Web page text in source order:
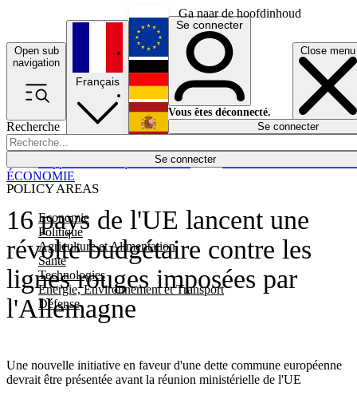
Ga naar de hoofdinhoud
Open sub
navigation
Close menu
Recherche
Se connecter
POLICY AREAS
Economie
Politique
Agriculture et Alimentation
Santé
Technologies
Energie, Environnement et Transport
Défense
Économie
Français
English
Deutsch
Español
Se connecter
Vous êtes déconnecté.
Se connecter
16 pays de l'UE lancent une
révolte budgétaire contre les
lignes rouges imposées par
l'Allemagne
Une nouvelle initiative en faveur d'une dette commune européenne
devrait être présentée avant la réunion ministérielle de l'UE
ÉCONOMIE